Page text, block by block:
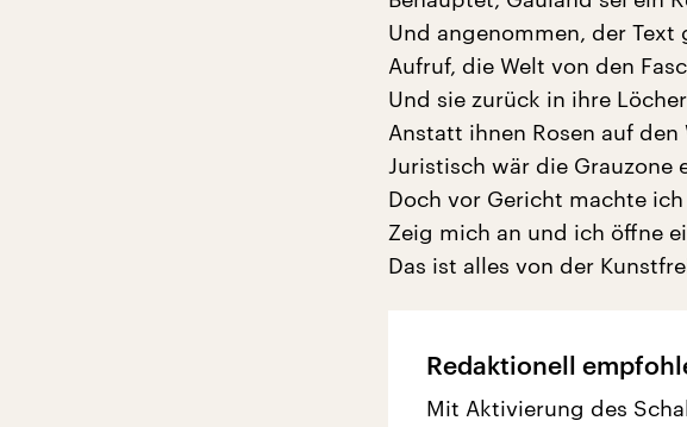
Und angenommen, der Text
Aufruf, die Welt von den
Und sie zurück in ihre
Anstatt ihnen Rosen auf den
Juristisch wär die Grauzone
Doch vor Gericht machte
Zeig mich an und ich öffne
Das ist alles von der
Redaktionell
Mit Aktivierung des